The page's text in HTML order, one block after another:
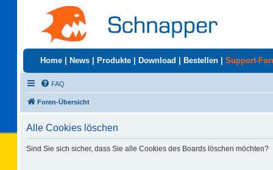
Home News Produkte Download Bestellen Support-
FAQ
Foren-Übersicht
Alle Cookies löschen
Sind Sie sich sicher, dass Sie alle Cookies des Boards löschen möchten?